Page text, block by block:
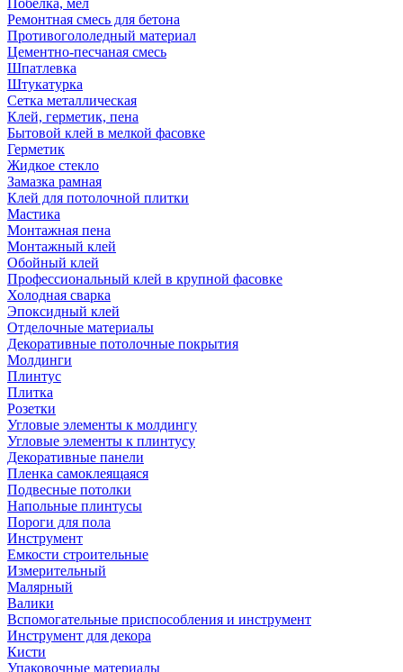
Побелка, мел
Ремонтная смесь для бетона
Противогололедный материал
Цементно-песчаная смесь
Шпатлевка
Штукатурка
Сетка металлическая
Клей, герметик, пена
Бытовой клей в мелкой фасовке
Герметик
Жидкое стекло
Замазка рамная
Клей для потолочной плитки
Мастика
Монтажная пена
Монтажный клей
Обойный клей
Профессиональный клей в крупной фасовке
Холодная сварка
Эпоксидный клей
Отделочные материалы
Декоративные потолочные покрытия
Молдинги
Плинтус
Плитка
Розетки
Угловые элементы к молдингу
Угловые элементы к плинтусу
Декоративные панели
Пленка самоклеящаяся
Подвесные потолки
Напольные плинтусы
Пороги для пола
Инструмент
Емкости строительные
Измерительный
Малярный
Валики
Вспомогательные приспособления и инструмент
Инструмент для декора
Кисти
Упаковочные материалы